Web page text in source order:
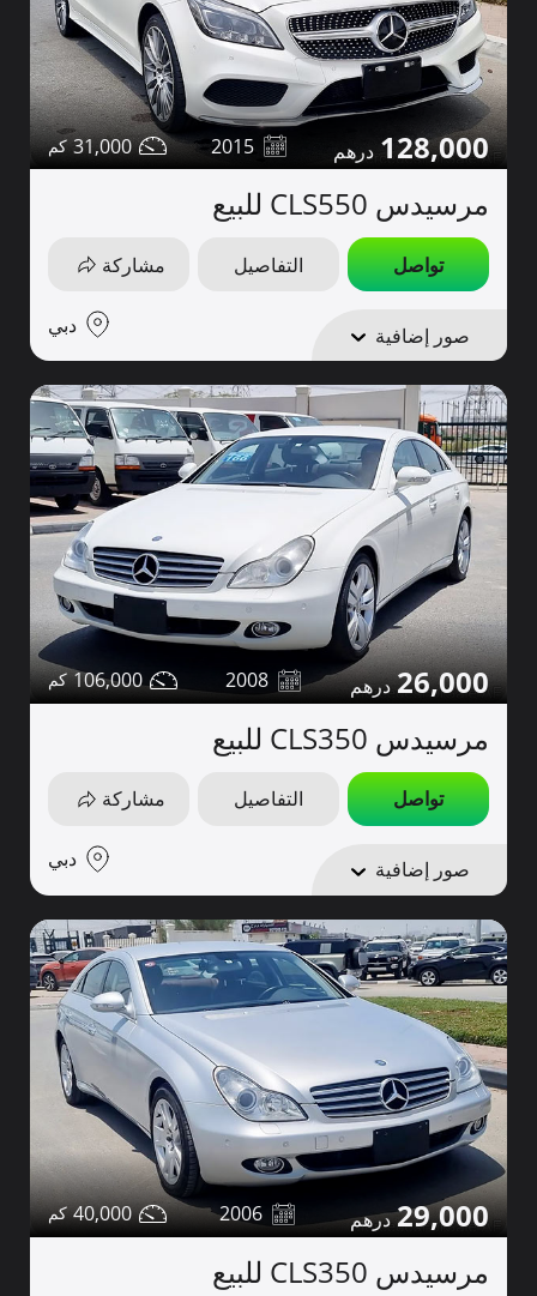
128,000
2015
31,000
مرسيدس CLS550 للبيع
تواصل التفاصيل مشاركة
صور إضافية دبي
26,000
2008
106,000
مرسيدس CLS350 للبيع
تواصل التفاصيل مشاركة
صور إضافية دبي
29,000
2006
40,000
مرسيدس CLS350 للبيع